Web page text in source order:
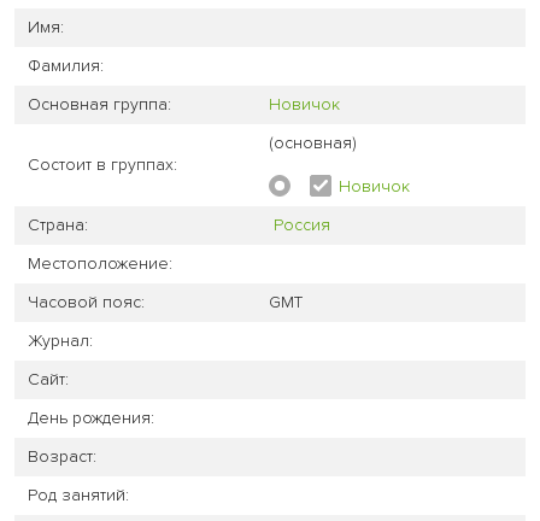
Имя:
Фамилия:
Основная группа:
Новичок
Состоит в группах:
(основная)
Новичок
Страна:
Россия
Местоположение:
Часовой пояс:
GMT
Журнал:
Сайт:
День рождения:
Возраст:
Род занятий: